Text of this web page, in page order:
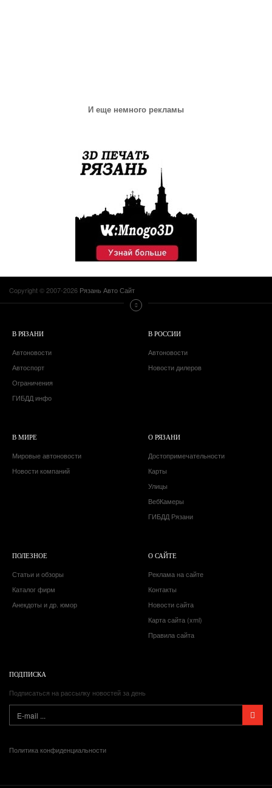
И еще немного рекламы
Copyright © 2007-2026 Рязань Авто Сайт
В РЯЗАНИ
Автоновости
Автоспорт
Ограничения
ГИБДД инфо
В РОССИИ
Автоновости
Новости дилеров
В МИРЕ
Мировые автоновости
Новости компаний
О РЯЗАНИ
Достопримечательности
Карты
Улицы
ВебКамеры
ГИБДД Рязани
ПОЛЕЗНОЕ
Статьи и обзоры
Каталог фирм
Анекдоты и др. юмор
О САЙТЕ
Реклама на сайте
Контакты
Новости сайта
Карта сайта (xml)
Правила сайта
ПОДПИСКА
Подписаться на рассылку новостей за день
Политика конфиденциальности